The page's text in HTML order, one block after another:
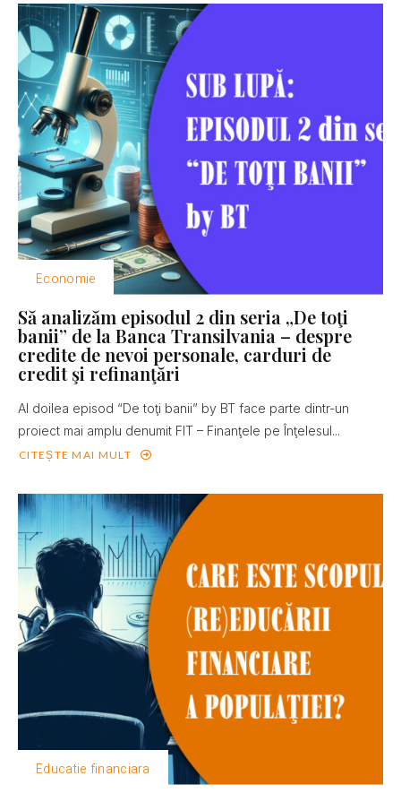
Economie
Să analizăm episodul 2 din seria „De toţi
banii” de la Banca Transilvania – despre
credite de nevoi personale, carduri de
credit şi refinanţări
Al doilea episod “De toţi banii” by BT face parte dintr-un
proiect mai amplu denumit FIT – Finanţele pe Înţelesul...
CITEȘTE MAI MULT
Educatie financiara